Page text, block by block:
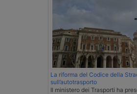
La riforma del Codice della
sull’autotrasporto
Il ministero dei Trasporti ha